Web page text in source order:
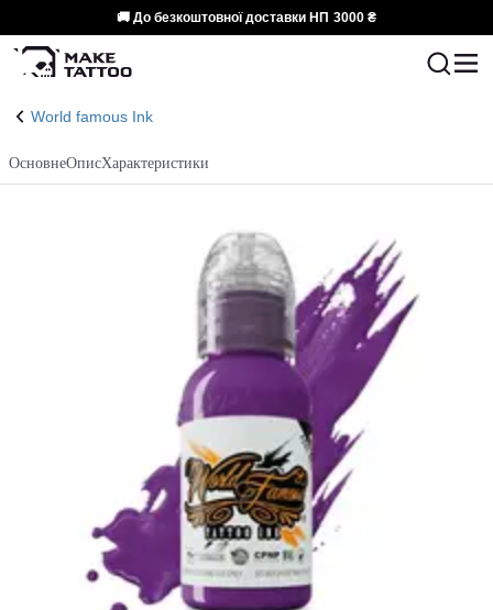
🚚 До безкоштовної доставки НП 3000 ₴
World famous Ink
ОсновнеОписХарактеристики